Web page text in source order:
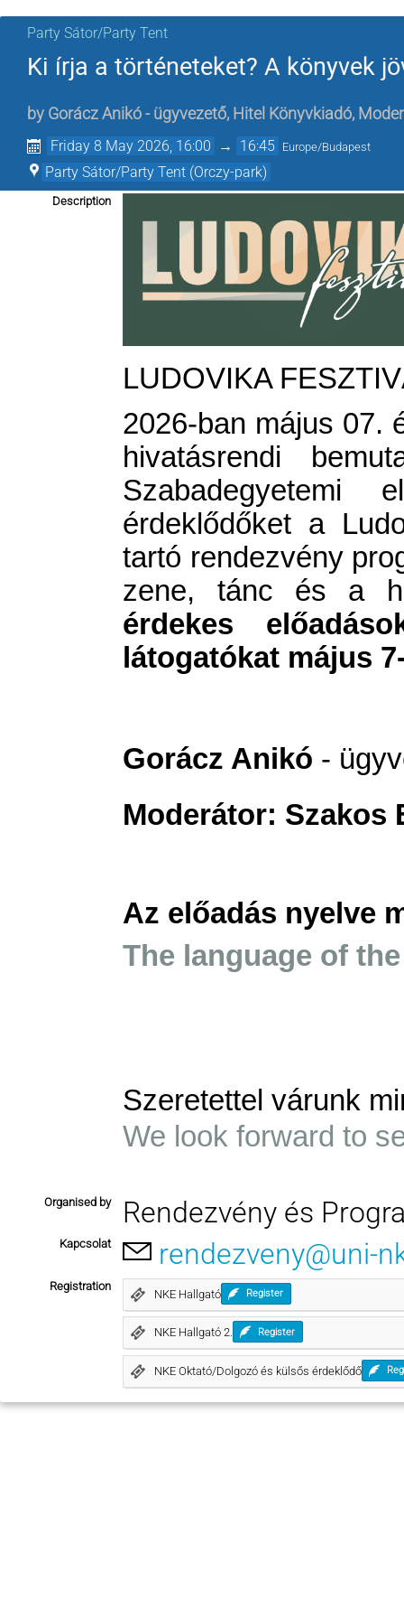
Party Sátor/Party Tent
Ki írja a történeteket? A könyvek
by Gorácz Anikó - ügyvezető, Hitel Könyvkiadó,
Friday 8 May 2026, 16:00 → 16:45 Europe/Budapest
Party Sátor/Party Tent (Orczy-park)
Description
LUDOVIKA
2026-ban május 07.
hivatásrendi
érdeklődőket a
tartó rendezvény
zene, tánc és a
érdekes
látogatókat május
Gorácz Anikó -
Moderátor: Szakos
Az előadás nyelve
The language of
Szeretettel várunk
We look forward to
Organised by Rendezvény és
Kapcsolat rendezveny@uni-
Registration
NKE Hallgató Register
NKE Hallgató 2. Register
NKE Oktató/Dolgozó és külsős érdeklődő